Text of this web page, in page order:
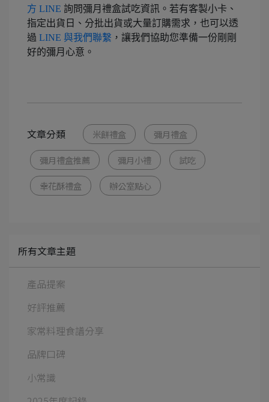
方 LINE 詢問彌月禮盒試吃資訊。若有客製小卡、
指定出貨日、分批出貨或大量訂購需求，也可以透
過 LINE 與我們聯繫 ，讓我們協助您準備一份剛剛
好的彌月心意。
文章分類 米餅禮盒 彌月禮盒
彌月禮盒推薦 彌月小禮 試吃
幸花酥禮盒 辦公室點心
所有文章主題
產品提案
好評推薦
家常料理食譜分享
品牌口碑
小常識